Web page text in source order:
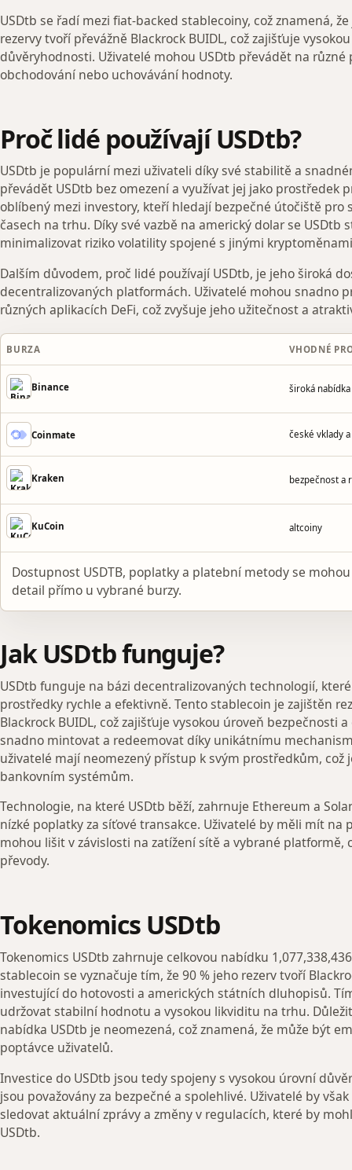
USDtb se řadí mezi fiat-backed stablecoiny, což znamená,
rezervy tvoří převážně Blackrock BUIDL, což zajišťuje
důvěryhodnosti. Uživatelé mohou USDtb převádět na různé
obchodování nebo uchovávání hodnoty.
Proč lidé používají USDtb?
USDtb je populární mezi uživateli díky své stabilitě a
převádět USDtb bez omezení a využívat jej jako prostředek
oblíbený mezi investory, kteří hledají bezpečné útočiště
časech na trhu. Díky své vazbě na americký dolar se
minimalizovat riziko volatility spojené s jinými
Dalším důvodem, proč lidé používají USDtb, je jeho široká
decentralizovaných platformách. Uživatelé mohou snadno
různých aplikacích DeFi, což zvyšuje jeho užitečnost a
BURZA VHODNÉ
Binance široká
Coinmate české vklady
Kraken bezpečnost a
KuCoin altcoiny
Dostupnost USDTB, poplatky a platební metody se
detail přímo u vybrané burzy.
Jak USDtb funguje?
USDtb funguje na bázi decentralizovaných technologií,
prostředky rychle a efektivně. Tento stablecoin je zajištěn
Blackrock BUIDL, což zajišťuje vysokou úroveň bezpečnosti
snadno mintovat a redeemovat díky unikátnímu
uživatelé mají neomezený přístup k svým prostředkům,
bankovním systémům.
Technologie, na které USDtb běží, zahrnuje Ethereum a
nízké poplatky za síťové transakce. Uživatelé by měli mít na
mohou lišit v závislosti na zatížení sítě a vybrané platformě,
převody.
Tokenomics USDtb
Tokenomics USDtb zahrnuje celkovou nabídku
stablecoin se vyznačuje tím, že 90 % jeho rezerv tvoří
investující do hotovosti a amerických státních dluhopisů.
udržovat stabilní hodnotu a vysokou likviditu na trhu.
nabídka USDtb je neomezená, což znamená, že může být
poptávce uživatelů.
Investice do USDtb jsou tedy spojeny s vysokou úrovní
jsou považovány za bezpečné a spolehlivé. Uživatelé by
sledovat aktuální zprávy a změny v regulacích, které by
USDtb.